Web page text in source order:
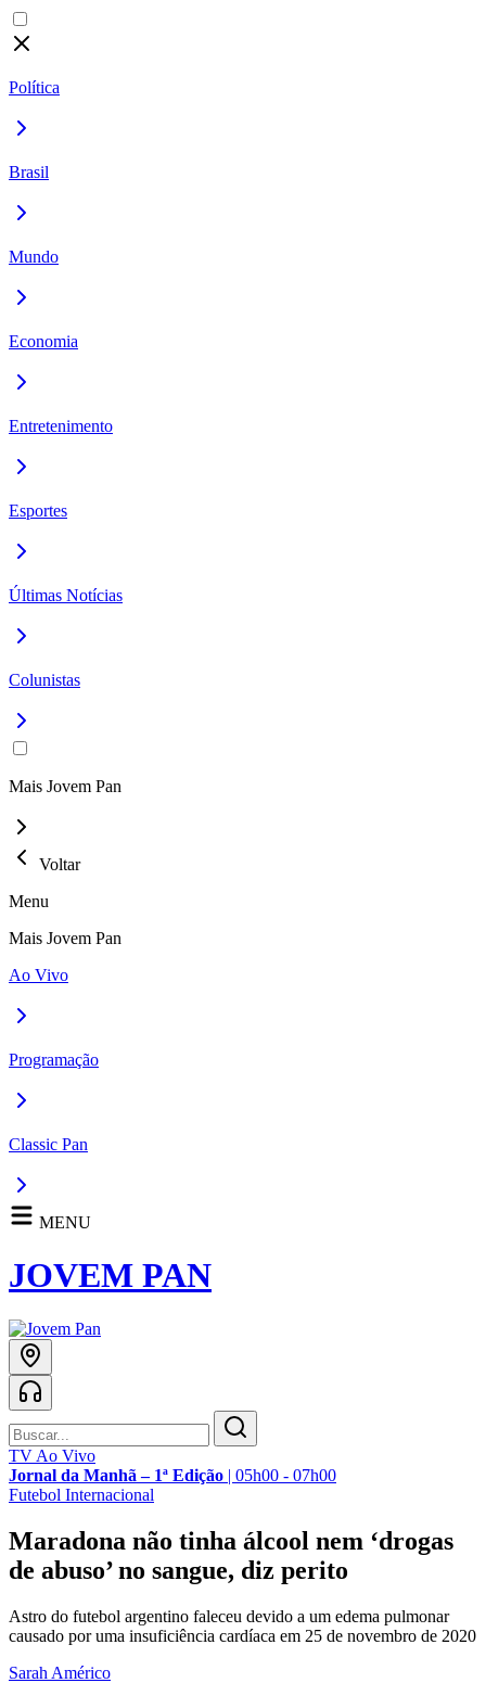
Política
Brasil
Mundo
Economia
Entretenimento
Esportes
Últimas Notícias
Colunistas
Mais Jovem Pan
Voltar
Menu
Mais Jovem Pan
Ao Vivo
Programação
Classic Pan
MENU
JOVEM PAN
TV Ao Vivo
Jornal da Manhã – 1ª Edição | 05h00 - 07h00
Futebol Internacional
Maradona não tinha álcool nem ‘drogas
de abuso’ no sangue, diz perito
Astro do futebol argentino faleceu devido a um edema pulmonar
causado por uma insuficiência cardíaca em 25 de novembro de 2020
Sarah Américo